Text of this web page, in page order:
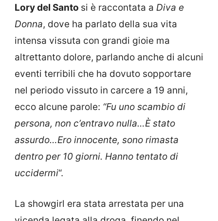
Lory del Santo si è raccontata a Diva e
Donna, dove ha parlato della sua vita
intensa vissuta con grandi gioie ma
altrettanto dolore, parlando anche di alcuni
eventi terribili che ha dovuto sopportare
nel periodo vissuto in carcere a 19 anni,
ecco alcune parole: “Fu uno scambio di
persona, non c’entravo nulla…È stato
assurdo…Ero innocente, sono rimasta
dentro per 10 giorni. Hanno tentato di
uccidermi“.
La showgirl era stata arrestata per una